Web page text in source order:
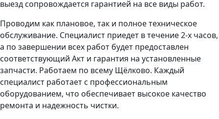
выезд сопровождается гарантией на все виды работ.
Проводим как плановое, так и полное техническое
обслуживание. Специалист приедет в течение 2-х часов,
а по завершении всех работ будет предоставлен
соответствующий Акт и гарантия на установленные
запчасти. Работаем по всему Щёлково. Каждый
специалист работает с профессиональным
оборудованием, что обеспечивает высокое качество
ремонта и надежность чистки.